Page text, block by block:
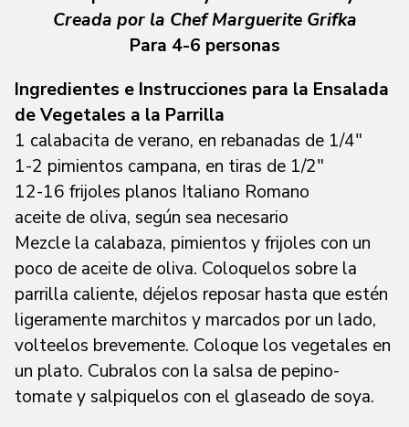
Creada por la Chef Marguerite Grifka
Para 4-6 personas
Ingredientes e Instrucciones para la Ensalada
de Vegetales a la Parrilla
1 calabacita de verano, en rebanadas de 1/4″
1-2 pimientos campana, en tiras de 1/2″
12-16 frijoles planos Italiano Romano
aceite de oliva, según sea necesario
Mezcle la calabaza, pimientos y frijoles con un
poco de aceite de oliva. Coloquelos sobre la
parrilla caliente, déjelos reposar hasta que estén
ligeramente marchitos y marcados por un lado,
volteelos brevemente. Coloque los vegetales en
un plato. Cubralos con la salsa de pepino-
tomate y salpiquelos con el glaseado de soya.